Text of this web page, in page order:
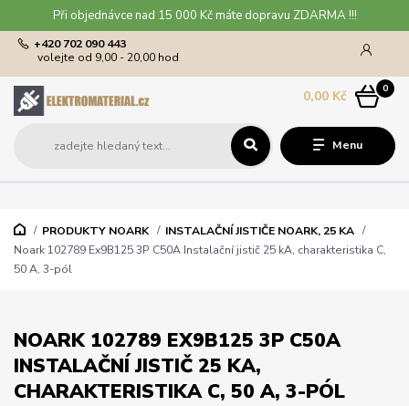
Při objednávce nad 15 000 Kč máte dopravu ZDARMA !!!
Menu
+420 702 090 443
volejte od 9,00 - 20,00 hod
0
0,00 Kč
PRODUKTY NOARK
INSTALAČNÍ JISTIČE NOARK, 25 KA
Noark 102789 Ex9B125 3P C50A Instalační jistič 25 kA, charakteristika C,
50 A, 3-pól
NOARK 102789 EX9B125 3P C50A
INSTALAČNÍ JISTIČ 25 KA,
CHARAKTERISTIKA C, 50 A, 3-PÓL